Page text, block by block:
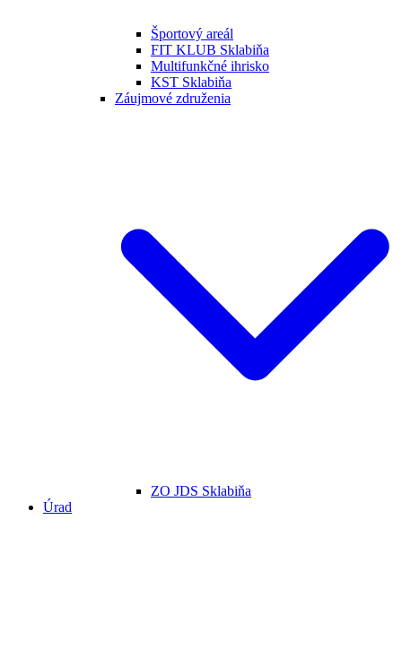
Športový areál
FIT KLUB Sklabiňa
Multifunkčné ihrisko
KST Sklabiňa
Záujmové združenia
ZO JDS Sklabiňa
Úrad